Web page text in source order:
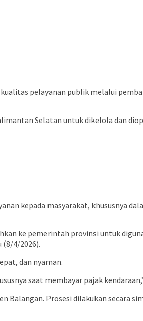
pelayanan publik melalui
Selatan untuk dikelola dan
kepada masyarakat, khususnya
ke pemerintah provinsi untuk
(8/4/2026).
dan nyaman.
saat membayar pajak
Balangan. Prosesi dilakukan secara